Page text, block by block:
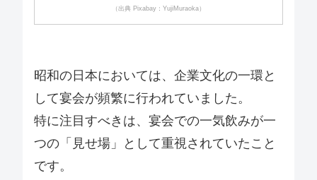
（出典 Pixabay：YujiMuraoka）
昭和の日本においては、企業文化の一環と
して宴会が頻繁に行われていました。
特に注目すべきは、宴会での一気飲みが一
つの「見せ場」として重視されていたこと
です。